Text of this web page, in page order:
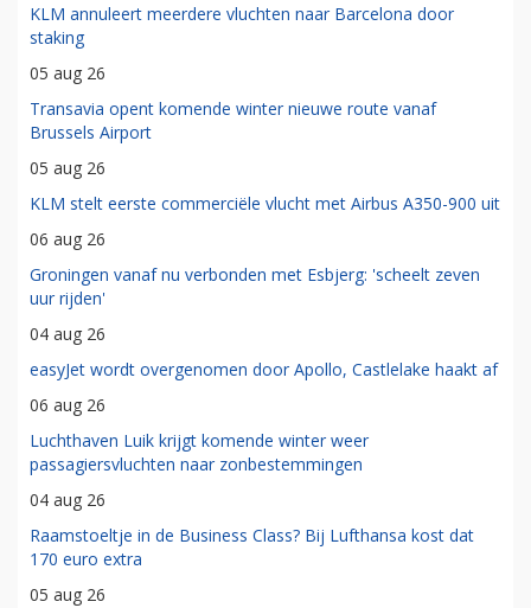
KLM annuleert meerdere vluchten naar Barcelona door
staking
05 aug 26
Transavia opent komende winter nieuwe route vanaf
Brussels Airport
05 aug 26
KLM stelt eerste commerciële vlucht met Airbus A350-900 uit
06 aug 26
Groningen vanaf nu verbonden met Esbjerg: 'scheelt zeven
uur rijden'
04 aug 26
easyJet wordt overgenomen door Apollo, Castlelake haakt af
06 aug 26
Luchthaven Luik krijgt komende winter weer
passagiersvluchten naar zonbestemmingen
04 aug 26
Raamstoeltje in de Business Class? Bij Lufthansa kost dat
170 euro extra
05 aug 26